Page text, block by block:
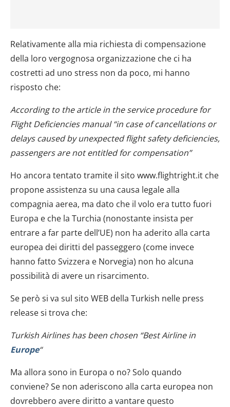
Relativamente alla mia richiesta di compensazione
della loro vergognosa organizzazione che ci ha
costretti ad uno stress non da poco, mi hanno
risposto che:
According to the article in the service procedure for
Flight Deficiencies manual “in case of cancellations or
delays caused by unexpected flight safety deficiencies,
passengers are not entitled for compensation”
Ho ancora tentato tramite il sito www.flightright.it che
propone assistenza su una causa legale alla
compagnia aerea, ma dato che il volo era tutto fuori
Europa e che la Turchia (nonostante insista per
entrare a far parte dell’UE) non ha aderito alla carta
europea dei diritti del passeggero (come invece
hanno fatto Svizzera e Norvegia) non ho alcuna
possibilità di avere un risarcimento.
Se però si va sul sito WEB della Turkish nelle press
release si trova che:
Turkish Airlines has been chosen “Best Airline in
Europe“
Ma allora sono in Europa o no? Solo quando
conviene? Se non aderiscono alla carta europea non
dovrebbero avere diritto a vantare questo